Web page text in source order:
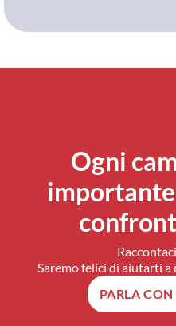
Ogni
importante
Saremo felici di aiutarti
PARLA